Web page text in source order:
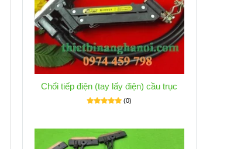
Chổi tiếp điện (tay lấy điện) cầu trục
(0)